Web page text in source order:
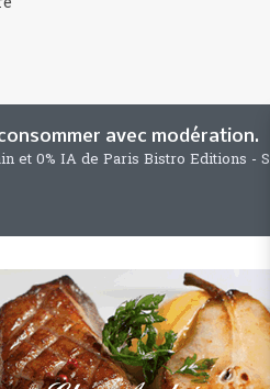
avec modération.
0% IA de Paris Bistro Editions -